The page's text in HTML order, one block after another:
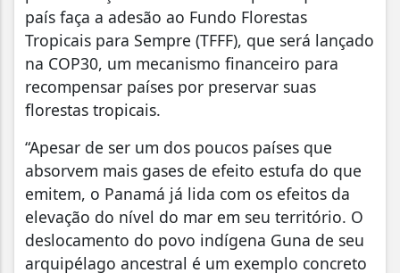
país faça a adesão ao Fundo Florestas
Tropicais para Sempre (TFFF), que será lançado
na COP30, um mecanismo financeiro para
recompensar países por preservar suas
florestas tropicais.
“Apesar de ser um dos poucos países que
absorvem mais gases de efeito estufa do que
emitem, o Panamá já lida com os efeitos da
elevação do nível do mar em seu território. O
deslocamento do povo indígena Guna de seu
arquipélago ancestral é um exemplo concreto